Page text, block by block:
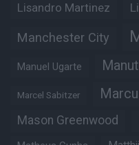
Lisandro Martinez
Manchester City
Manuel Ugarte
Marcel Sabitzer
Mason Greenwood